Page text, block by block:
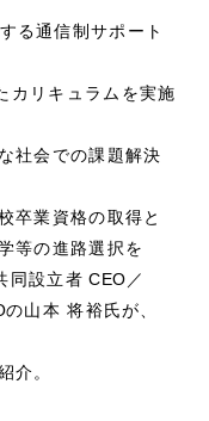
る通信制サポート
カリキュラムを実施
社会での課題解決
卒業資格の取得と
等の進路選択を
同設立者 CEO ／
の山本 将裕氏が、
介。